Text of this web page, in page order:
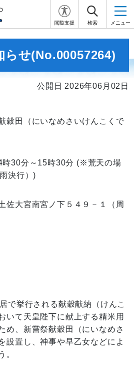
閲覧支援 検索 メニュー
らせ(No.00057264)
公開日 2026年06月02日
穀田（にいなめさいけんこくで
時30分～15時30分 (※荒天の場
決行）)
佐大宮南宮ノ下５４９－１（周
で挙行される献穀献納（けんこ
いて天皇陛下に献上する精米用
め、新嘗祭献穀田（にいなめさ
設置し、神事や早乙女などによ
。